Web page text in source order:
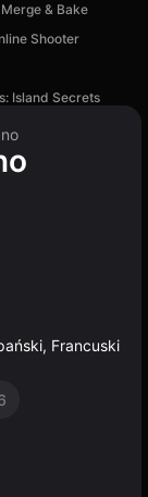
& Bake
Shooter
Island Secrets
Francuski